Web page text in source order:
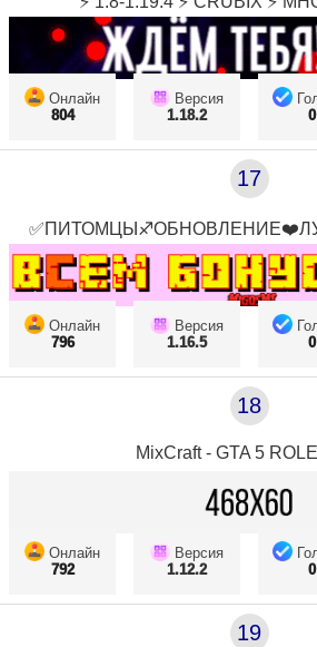
Онлайн
804
Версия
1.18.2
0
17
Онлайн
796
Версия
1.16.5
0
18
MixCraft - GTA 5
Онлайн
792
Версия
1.12.2
0
19